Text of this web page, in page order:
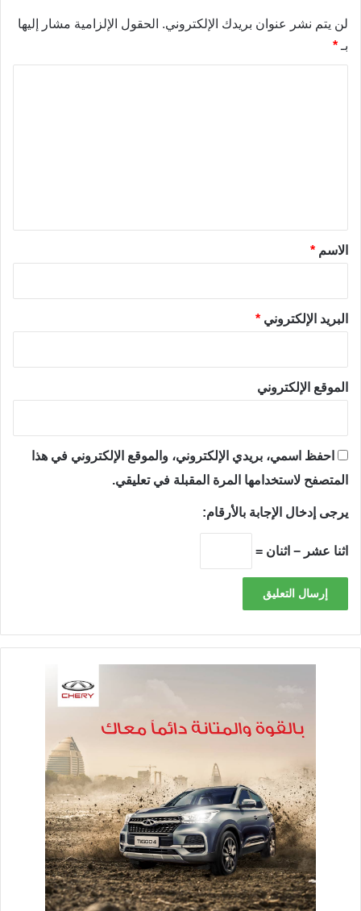
لن يتم نشر عنوان بريدك الإلكتروني. الحقول الإلزامية مشار إليها
بـ *
*الاسم *
البريد الإلكتروني *
الموقع الإلكتروني
احفظ اسمي، بريدي الإلكتروني، والموقع الإلكتروني في هذا
المتصفح لاستخدامها المرة المقبلة في تعليقي.
يرجى إدخال الإجابة بالأرقام:
اثنا عشر − اثنان =